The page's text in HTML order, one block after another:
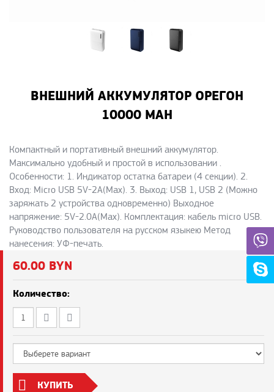
ВНЕШНИЙ АККУМУЛЯТОР ОРЕГОН
10000 MAH
Компактный и портативный внешний аккумулятор.
Максимально удобный и простой в использовании .
Особенности: 1. Индикатор остатка батареи (4 секции). 2.
Вход: Micro USB 5V-2A(Max). 3. Выход: USB 1, USB 2 (Можно
заряжать 2 устройства одновременно) Выходное
напряжение: 5V-2.0A(Max). Комплектация: кабель micro USB.
Руководство пользователя на русском языкею Метод
нанесения: УФ-печать.
60.00 BYN
Количество:
КУПИТЬ